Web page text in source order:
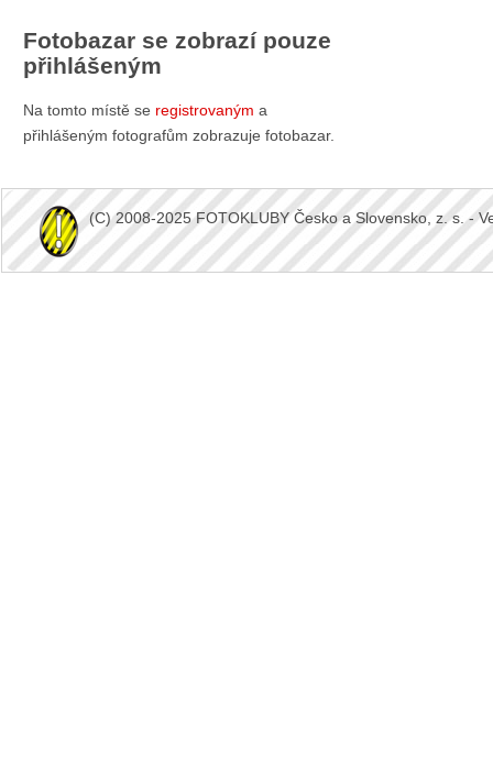
Fotobazar se zobrazí pouze
přihlášeným
Na tomto místě se registrovaným a
přihlášeným fotografům zobrazuje fotobazar.
(C) 2008-2025 FOTOKLUBY Česko a Slovensko, z. s. -